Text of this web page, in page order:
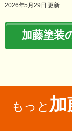
2026年5月29日 更新
加藤塗装
もっと 加